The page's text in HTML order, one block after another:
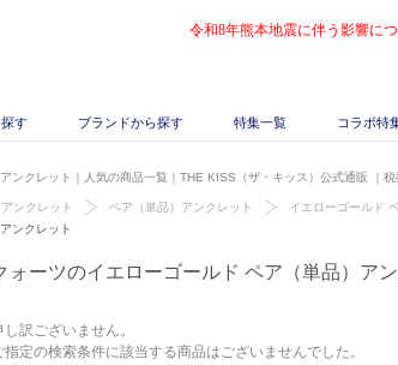
令和8年熊本地震に伴う影響に
す ブランドから探す 特集一覧 コラボ特
ンクレット｜人気の商品一覧｜THE KISS（ザ・キッス）公式通販 ｜
アンクレット ペア（単品）アンクレット
イエローゴールド
ンクレット
ォーツのイエローゴールド ペア（単品）ア
し訳ございません。
指定の検索条件に該当する商品はございませんでした。